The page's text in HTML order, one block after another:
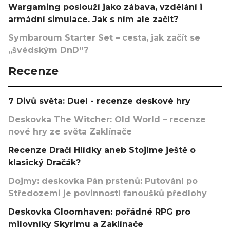
Wargaming poslouží jako zábava, vzdělání i
armádní simulace. Jak s ním ale začít?
Symbaroum Starter Set – cesta, jak začít se
„švédským DnD“?
Recenze
7 Divů světa: Duel - recenze deskové hry
Deskovka The Witcher: Old World – recenze
nové hry ze světa Zaklínače
Recenze Dračí Hlídky aneb Stojíme ještě o
klasický Dračák?
Dojmy: deskovka Pán prstenů: Putování po
Středozemi je povinností fanoušků předlohy
Deskovka Gloomhaven: pořádné RPG pro
milovníky Skyrimu a Zaklínače